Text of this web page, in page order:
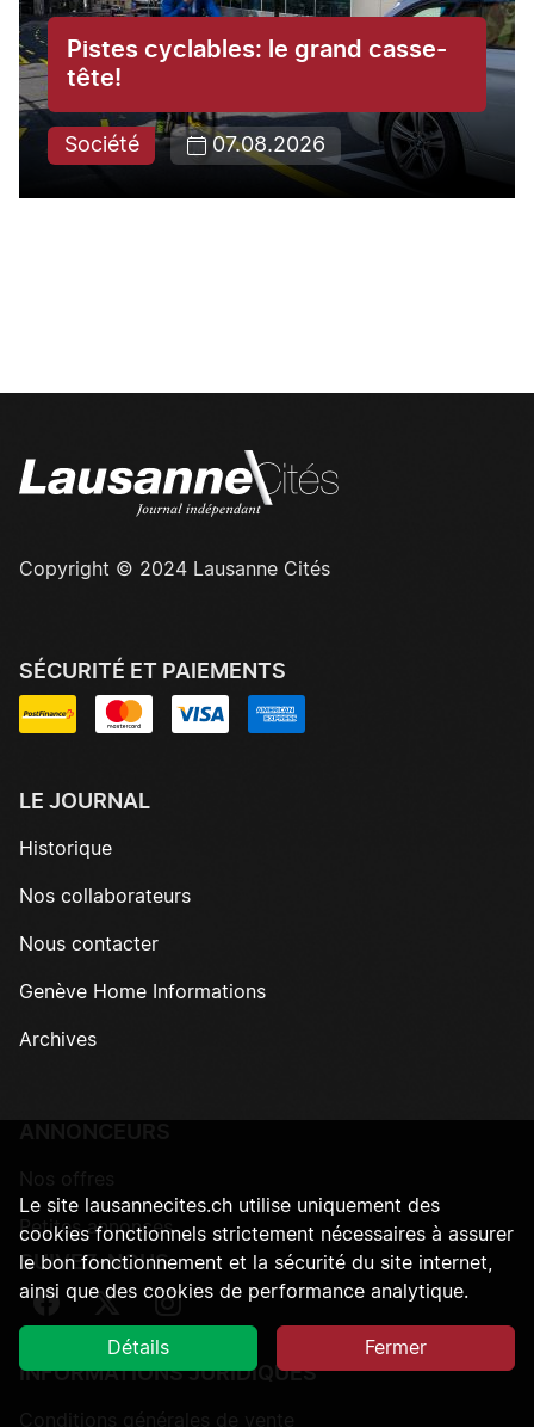
Pistes cyclables: le grand casse-
tête!
Société 07.08.2026
Copyright © 2024 Lausanne Cités
SÉCURITÉ ET PAIEMENTS
LE JOURNAL
Historique
Nos collaborateurs
Nous contacter
Genève Home Informations
Archives
Petites annonces
SUIVEZ-NOUS
Suivez-nous sur Facebook
Suivez-nous sur Twitter
Suivez-nous sur Instagram
INFORMATIONS JURIDIQUES
Le site lausannecites.ch utilise uniquement des
cookies fonctionnels strictement nécessaires à assurer
le bon fonctionnement et la sécurité du site internet,
ainsi que des cookies de performance analytique.
Détails Fermer